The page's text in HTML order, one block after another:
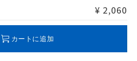
¥ 2,060
カートに追加